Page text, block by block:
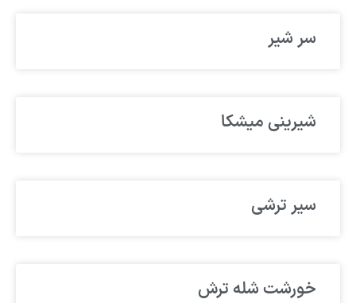
سر شیر
شیرینی میشکا
سیر ترشی
خورشت شله ترش